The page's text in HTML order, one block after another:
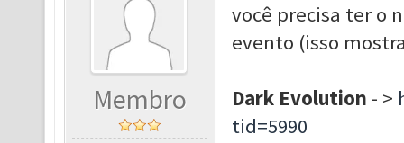
Membro
você precisa ter o
evento (isso
Dark Evolution - >
tid=5990